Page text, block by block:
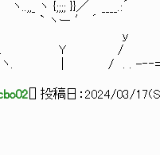
{;;;; }}／
ー ′ ´
ｙ /
Y / ∠丁
. . -‐‐=＝三
] 投稿日： 2024/03/